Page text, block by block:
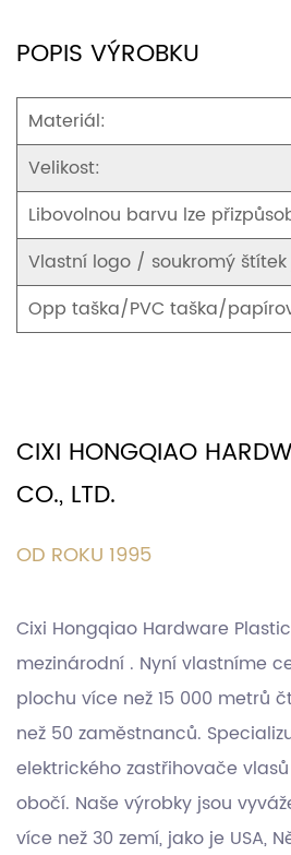
POPIS VÝROBKU
Materiál:
Velikost:
Libovolnou barvu lze
Vlastní logo / soukromý
Opp taška/PVC taška/
CIXI HONGQIAO
CO., LTD.
OD ROKU 1995
Cixi Hongqiao Hardware
mezinárodní . Nyní vlastníme
plochu více než 15 000 metrů
než 50 zaměstnanců.
elektrického zastřihovače
obočí. Naše výrobky jsou
více než 30 zemí, jako je USA,